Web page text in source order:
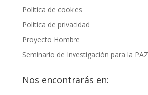
Política de cookies
Política de privacidad
Proyecto Hombre
Seminario de Investigación para la PAZ
Nos encontrarás en: